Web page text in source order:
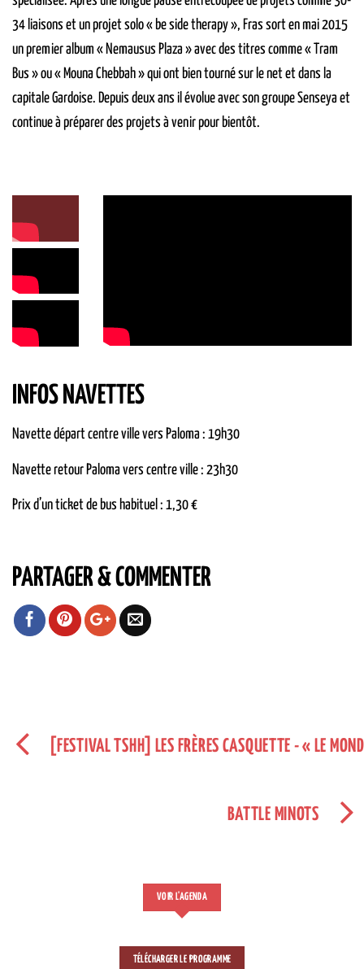
34 liaisons et un projet solo « be side therapy », Fras sort en mai 2015
un premier album « Nemausus Plaza » avec des titres comme « Tram
Bus » ou « Mouna Chebbah » qui ont bien tourné sur le net et dans la
capitale Gardoise. Depuis deux ans il évolue avec son groupe Senseya et
continue à préparer des projets à venir pour bientôt.
INFOS NAVETTES
Navette départ centre ville vers Paloma : 19h30
Navette retour Paloma vers centre ville : 23h30
Prix d’un ticket de bus habituel : 1,30 €
PARTAGER & COMMENTER
[FESTIVAL TSHH] LES FRÈRES CASQUETTE - « LE
BATTLE MINOTS
VOIR L'AGENDA
TÉLÉCHARGER LE PROGRAMME